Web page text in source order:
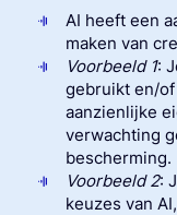
AI heeft een
maken van
Voorbeeld 1:
gebruikt en/
aanzienlijke
verwachting
bescherming.
Voorbeeld 2:
keuzes van